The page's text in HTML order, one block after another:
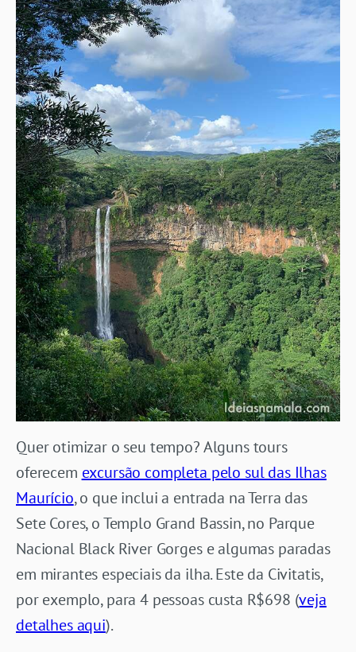
Quer otimizar o seu tempo? Alguns tours
oferecem excursão completa pelo sul das Ilhas
Maurício, o que inclui a entrada na Terra das
Sete Cores, o Templo Grand Bassin, no Parque
Nacional Black River Gorges e algumas paradas
em mirantes especiais da ilha. Este da Civitatis,
por exemplo, para 4 pessoas custa R$698 (veja
detalhes aqui).